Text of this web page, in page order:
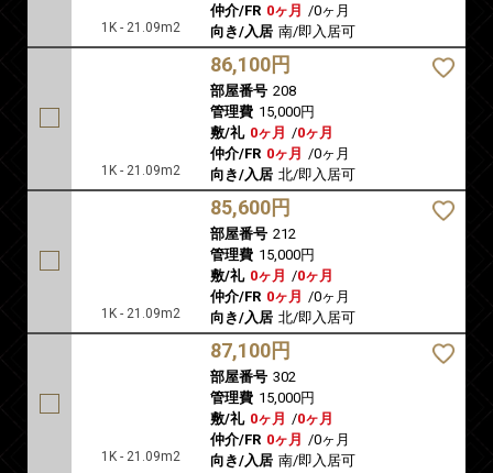
1K - 21.09m2
仲介/FR 0ヶ月 /0ヶ月
向き/入居 南/即入居可
1K - 21.09m2
86,100円
部屋番号 208
管理費 15,000円
敷/礼 0ヶ月 /0ヶ月
仲介/FR 0ヶ月 /0ヶ月
向き/入居 北/即入居可
1K - 21.09m2
85,600円
部屋番号 212
管理費 15,000円
敷/礼 0ヶ月 /0ヶ月
仲介/FR 0ヶ月 /0ヶ月
向き/入居 北/即入居可
1K - 21.09m2
87,100円
部屋番号 302
管理費 15,000円
敷/礼 0ヶ月 /0ヶ月
仲介/FR 0ヶ月 /0ヶ月
向き/入居 南/即入居可